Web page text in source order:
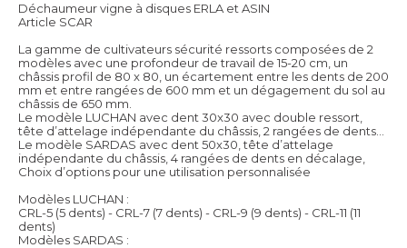
Déchaumeur vigne à disques ERLA et ASIN
Article SCAR
La gamme de cultivateurs sécurité ressorts composées de 2
modèles avec une profondeur de travail de 15-20 cm, un
châssis profil de 80 x 80, un écartement entre les dents de 200
mm et entre rangées de 600 mm et un dégagement du sol au
châssis de 650 mm.
Le modèle LUCHAN avec dent 30x30 avec double ressort,
tête d’attelage indépendante du châssis, 2 rangées de dents…
Le modèle SARDAS avec dent 50x30, tête d’attelage
indépendante du châssis, 4 rangées de dents en décalage,
Choix d’options pour une utilisation personnalisée
Modèles LUCHAN :
CRL-5 (5 dents) - CRL-7 (7 dents) - CRL-9 (9 dents) - CRL-11 (11
dents)
Modèles SARDAS :